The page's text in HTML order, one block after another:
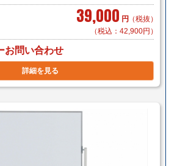
39,000 円 （税抜）
（税込：42,900円）
お問い合わせ
詳細を見る